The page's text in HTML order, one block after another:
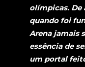
olímpicas. De
quando foi
Arena jamais
essência de
um portal